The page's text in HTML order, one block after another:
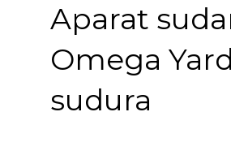
Aparat
Omega
sudura